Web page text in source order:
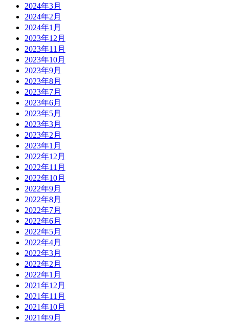
2024年3月
2024年2月
2024年1月
2023年12月
2023年11月
2023年10月
2023年9月
2023年8月
2023年7月
2023年6月
2023年5月
2023年3月
2023年2月
2023年1月
2022年12月
2022年11月
2022年10月
2022年9月
2022年8月
2022年7月
2022年6月
2022年5月
2022年4月
2022年3月
2022年2月
2022年1月
2021年12月
2021年11月
2021年10月
2021年9月